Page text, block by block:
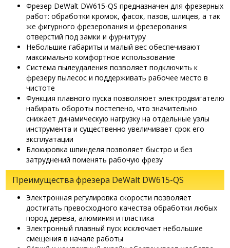
Фрезер DeWalt DW615-QS предназначен для фрезерных
работ: обработки кромок, фасок, пазов, шлицев, а так
же фигурного фрезерования и фрезерования
отверстий под замки и фурнитуру
Небольшие габариты и малый вес обеспечивают
максимально комфортное использование
Система пылеудаления позволяет подключить к
фрезеру пылесос и поддерживать рабочее место в
чистоте
Функция плавного пуска позволяюет электродвигателю
набирать обороты постепено, что значительно
снижает динамическую нагрузку на отдельные узлы
инструмента и существенно увеличивает срок его
эксплуатации
Блокировка шпинделя позволяет быстро и без
затруднений поменять рабочую фрезу
Преимущества фрезера DeWalt DW615-QS
Электронная регулировка скорости позволяет
достигать превосходного качества обработки любых
пород дерева, алюминия и пластика
Электронный плавный пуск исключает небольшие
смещения в начале работы